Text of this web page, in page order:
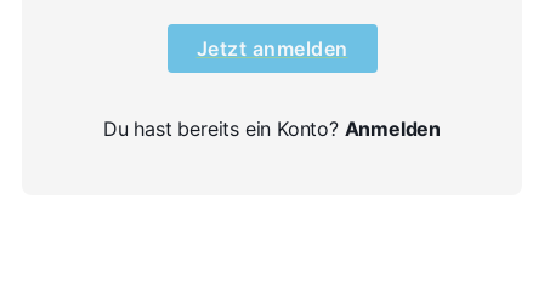
Jetzt anmelden
Du hast bereits ein Konto? Anmelden